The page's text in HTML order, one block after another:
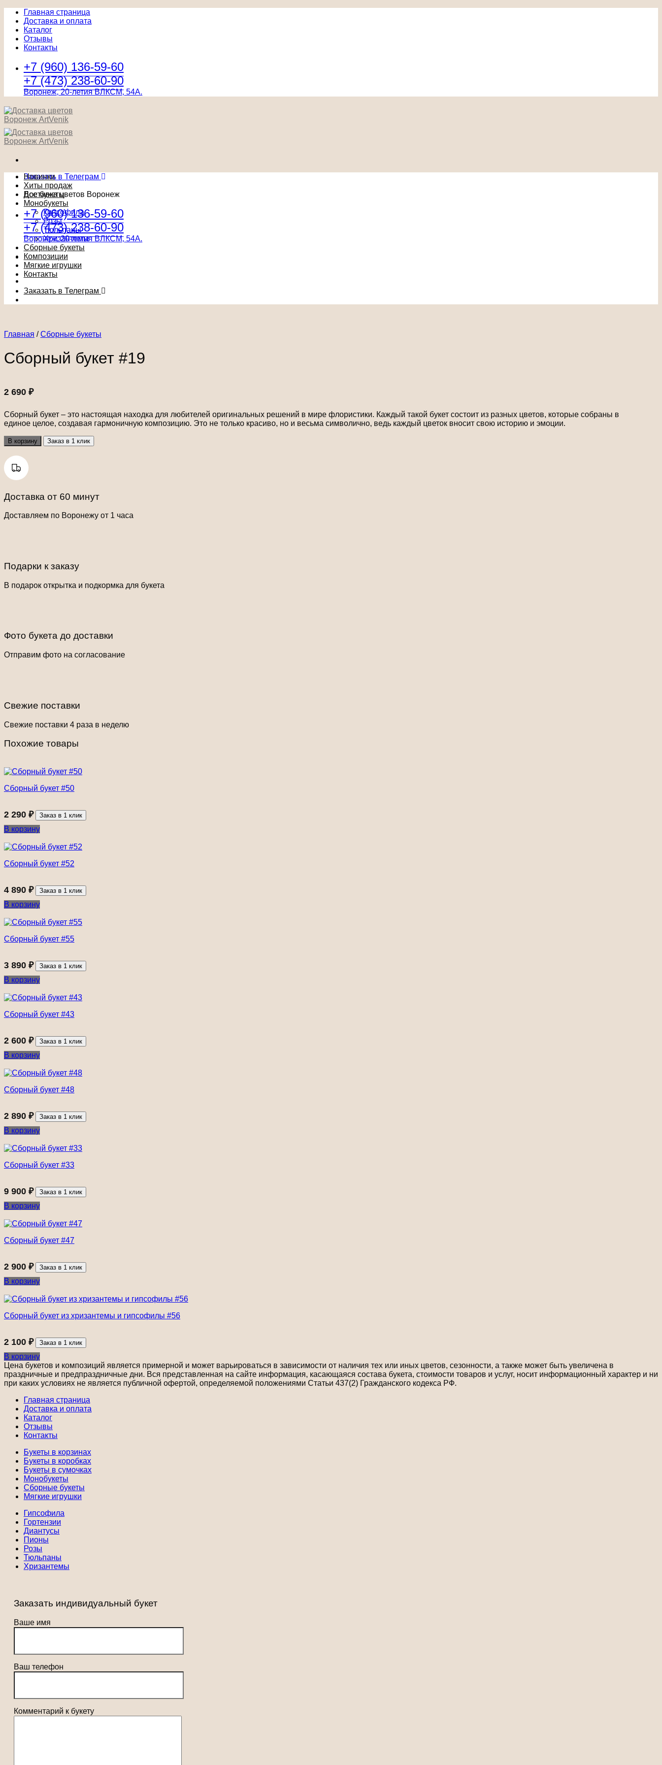
Главная страница
Доставка и оплата
Каталог
Отзывы
Контакты
+7 (960) 136-59-60
+7 (473) 238-60-90
Воронеж, 20-летия ВЛКСМ, 54А.
Заказать в Телеграм
Доставка цветов Воронеж
+7 (960) 136-59-60
+7 (473) 238-60-90
Воронеж, 20-летия ВЛКСМ, 54А.
Новинки
Хиты продаж
Все букеты
Монобукеты
Гипсофила
Розы
Тюльпаны
Хризантемы
Сборные букеты
Композиции
Мягкие игрушки
Контакты
Заказать в Телеграм
Главная / Сборные букеты
Сборный букет #19
2 690 ₽
Сборный букет – это настоящая находка для любителей оригинальных решений в мире флористики. Каждый такой букет состоит из разных цветов, которые собраны в
единое целое, создавая гармоничную композицию. Это не только красиво, но и весьма символично, ведь каждый цветок вносит свою историю и эмоции.
В корзину Заказ в 1 клик
Доставка от 60 минут
Доставляем по Воронежу от 1 часа
Подарки к заказу
В подарок открытка и подкормка для букета
Фото букета до доставки
Отправим фото на согласование
Свежие поставки
Свежие поставки 4 раза в неделю
Похожие товары
Cборный букет #50
2 290 ₽ Заказ в 1 клик
В корзину
Сборный букет #52
4 890 ₽ Заказ в 1 клик
В корзину
Сборный букет #55
3 890 ₽ Заказ в 1 клик
В корзину
Сборный букет #43
2 600 ₽ Заказ в 1 клик
В корзину
Сборный букет #48
2 890 ₽ Заказ в 1 клик
В корзину
Сборный букет #33
9 900 ₽ Заказ в 1 клик
В корзину
Сборный букет #47
2 900 ₽ Заказ в 1 клик
В корзину
Сборный букет из хризантемы и гипсофилы #56
2 100 ₽ Заказ в 1 клик
В корзину
Цена букетов и композиций является примерной и может варьироваться в зависимости от наличия тех или иных цветов, сезонности, а также может быть увеличена в
праздничные и предпраздничные дни. Вся представленная на сайте информация, касающаяся состава букета, стоимости товаров и услуг, носит информационный характер и ни
при каких условиях не является публичной офертой, определяемой положениями Статьи 437(2) Гражданского кодекса РФ.
Главная страница
Доставка и оплата
Каталог
Отзывы
Контакты
Букеты в корзинах
Букеты в коробках
Букеты в сумочках
Монобукеты
Сборные букеты
Мягкие игрушки
Гипсофила
Гортензии
Диантусы
Пионы
Розы
Тюльпаны
Хризантемы
Заказать индивидуальный букет
Ваше имя
Ваш телефон
Комментарий к букету